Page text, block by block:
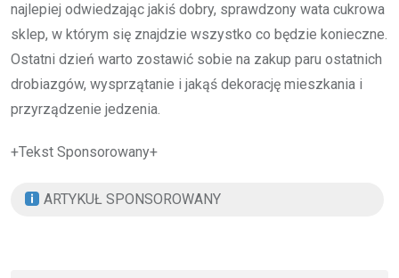
najlepiej odwiedzając jakiś dobry, sprawdzony wata cukrowa
sklep, w którym się znajdzie wszystko co będzie konieczne.
Ostatni dzień warto zostawić sobie na zakup paru ostatnich
drobiazgów, wysprzątanie i jakąś dekorację mieszkania i
przyrządzenie jedzenia.
+Tekst Sponsorowany+
ARTYKUŁ SPONSOROWANY